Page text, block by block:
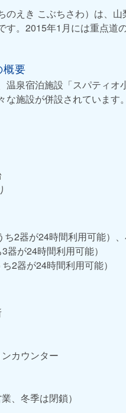
のえき こぶちさわ）は、
す。2015年1月には重点
概要
温泉宿泊施設「スパティ
施設が併設されています。
ち2器が24時間利用可能）
器が24時間利用可能）
2器が24時間利用可能）
カウンター
、冬季は閉鎖）